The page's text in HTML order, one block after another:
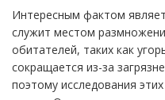
Интересным фактом
служит местом
обитателей, таких как
сокращается из-за
поэтому исследования